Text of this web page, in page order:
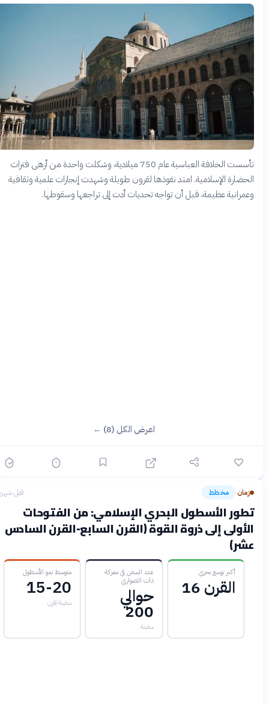
تأسست الخلافة العباسية عام 750 ميلادية، وشكلت واحدة من أزهى فترات
الحضارة الإسلامية. امتد نفوذها لقرون طويلة وشهدت إنجازات علمية وثقافية
وعمرانية عظيمة، قبل أن تواجه تحديات أدت إلى تراجعها وسقوطها.
اعرض الكل (8) ←
زمان› مخطط قبل شهرين
تطور الأسطول البحري الإسلامي: من الفتوحات
الأولى إلى ذروة القوة (القرن السابع-القرن السادس
عشر)
أكبر توسع بحري
القرن 16
عدد السفن في معركة
ذات الصواري
حوالي
200
متوسط نمو الأسطول
15-20
سفينة/قرن